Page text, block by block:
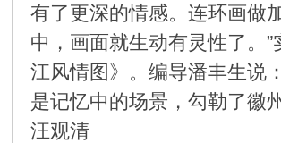
有了更深的情感。连环画做
中，画面就生动有灵性了。
江风情图》。编导潘丰生说
是记忆中的场景，勾勒了徽
汪观清